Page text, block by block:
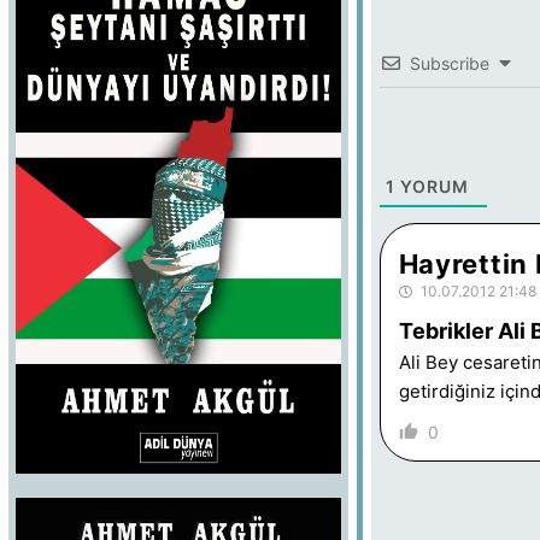
Subscribe
1 YORUM
Hayrettin
10.07.2012 21:48
Tebrikler Ali
Ali Bey
getirdiğiniz
0